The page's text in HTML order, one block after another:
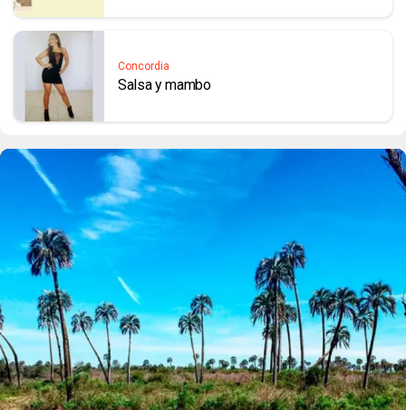
Concordia
Salsa y mambo